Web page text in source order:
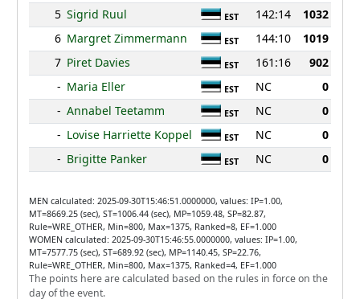
5 Sigrid Ruul EST 142:14
1032
6 Margret Zimmermann EST 144:10
1019
7 Piret Davies EST 161:16
902
- Maria Eller EST NC
0
- Annabel Teetamm EST NC
0
- Lovise Harriette Koppel EST NC
0
- Brigitte Panker EST NC 0
MEN calculated: 2025-09-30T15:46:51.0000000, values: IP=1.00,
MT=8669.25 (sec), ST=1006.44 (sec), MP=1059.48, SP=82.87,
Rule=WRE_OTHER, Min=800, Max=1375, Ranked=8, EF=1.000
WOMEN calculated: 2025-09-30T15:46:55.0000000, values: IP=1.00,
MT=7577.75 (sec), ST=689.92 (sec), MP=1140.45, SP=22.76,
Rule=WRE_OTHER, Min=800, Max=1375, Ranked=4, EF=1.000
The points here are calculated based on the rules in force on the
day of the event.